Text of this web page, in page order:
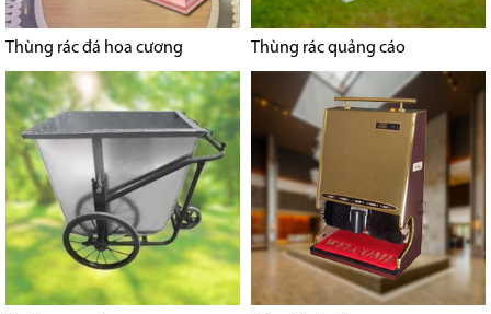
Thùng rác đá hoa cương Thùng rác quảng cáo